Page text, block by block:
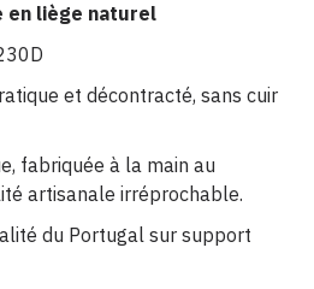
en liège naturel
et décontracté, sans cuir
fabriquée à la main au
artisanale irréprochable.
du Portugal sur support